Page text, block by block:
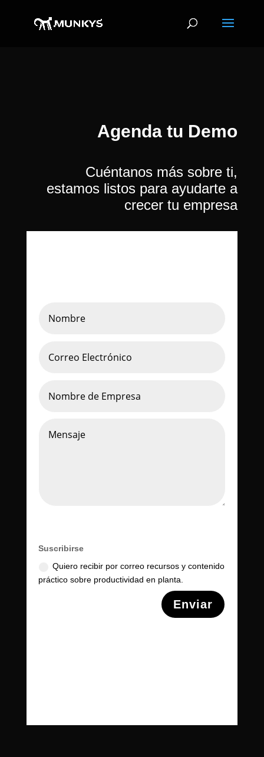
Agenda tu Demo
Cuéntanos más sobre ti,
estamos listos para ayudarte a
crecer tu empresa
Suscribirse
Quiero recibir por correo recursos y contenido
práctico sobre productividad en planta.
Enviar